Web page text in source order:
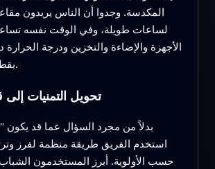
المكدسة. وجدوا أن الناس يريدون
لساعات طويلة، وفي الوقت نفسه
الأجهزة والإضاءة والتخزين ودرجة
بقطع أثاث منفصلة.
تحويل التمنيات
بدلاً من مجرد السؤال عما قد يكون
استخدم الفريق طريقة منظمة لفرز
حسب الأولوية. أبرز المستخدمون